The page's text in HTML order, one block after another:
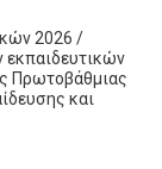
2026 /
Πρωτοβάθμιας
και